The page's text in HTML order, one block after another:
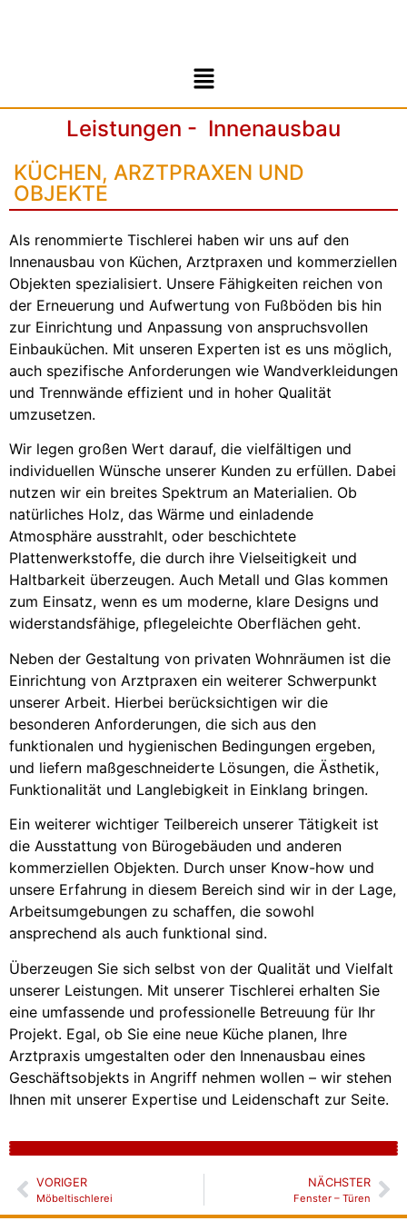
Leistungen - Innenausbau
KÜCHEN, ARZTPRAXEN UND
OBJEKTE
Als renommierte Tischlerei haben wir uns auf den
Innenausbau von Küchen, Arztpraxen und kommerziellen
Objekten spezialisiert. Unsere Fähigkeiten reichen von
der Erneuerung und Aufwertung von Fußböden bis hin
zur Einrichtung und Anpassung von anspruchsvollen
Einbauküchen. Mit unseren Experten ist es uns möglich,
auch spezifische Anforderungen wie Wandverkleidungen
und Trennwände effizient und in hoher Qualität
umzusetzen.
Wir legen großen Wert darauf, die vielfältigen und
individuellen Wünsche unserer Kunden zu erfüllen. Dabei
nutzen wir ein breites Spektrum an Materialien. Ob
natürliches Holz, das Wärme und einladende
Atmosphäre ausstrahlt, oder beschichtete
Plattenwerkstoffe, die durch ihre Vielseitigkeit und
Haltbarkeit überzeugen. Auch Metall und Glas kommen
zum Einsatz, wenn es um moderne, klare Designs und
widerstandsfähige, pflegeleichte Oberflächen geht.
Neben der Gestaltung von privaten Wohnräumen ist die
Einrichtung von Arztpraxen ein weiterer Schwerpunkt
unserer Arbeit. Hierbei berücksichtigen wir die
besonderen Anforderungen, die sich aus den
funktionalen und hygienischen Bedingungen ergeben,
und liefern maßgeschneiderte Lösungen, die Ästhetik,
Funktionalität und Langlebigkeit in Einklang bringen.
Ein weiterer wichtiger Teilbereich unserer Tätigkeit ist
die Ausstattung von Bürogebäuden und anderen
kommerziellen Objekten. Durch unser Know-how und
unsere Erfahrung in diesem Bereich sind wir in der Lage,
Arbeitsumgebungen zu schaffen, die sowohl
ansprechend als auch funktional sind.
Überzeugen Sie sich selbst von der Qualität und Vielfalt
unserer Leistungen. Mit unserer Tischlerei erhalten Sie
eine umfassende und professionelle Betreuung für Ihr
Projekt. Egal, ob Sie eine neue Küche planen, Ihre
Arztpraxis umgestalten oder den Innenausbau eines
Geschäftsobjekts in Angriff nehmen wollen – wir stehen
Ihnen mit unserer Expertise und Leidenschaft zur Seite.
VORIGER
Möbeltischlerei
NÄCHSTER
Fenster – Türen